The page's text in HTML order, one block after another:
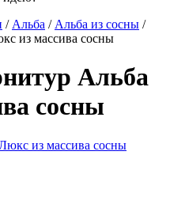
/ Альба / Альба из сосны /
из массива сосны
Альба
сосны